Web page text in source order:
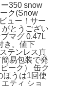
350 snow
ク(Snow
ュー！サー
とうござい
マグ 0.47L
き。値下
テンレス真
易包装で発
ーク） 缶ク
ほうは1回使
ティ ショ